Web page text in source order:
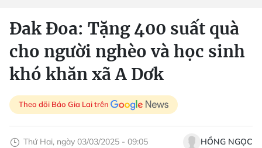
Đak Đoa: Tặng 400 suất quà
cho người nghèo và học sinh
khó khăn xã A Dơk
Theo dõi Báo Gia Lai trên
Thứ Hai, ngày 03/03/2025 - 09:05 HỒNG NGỌC